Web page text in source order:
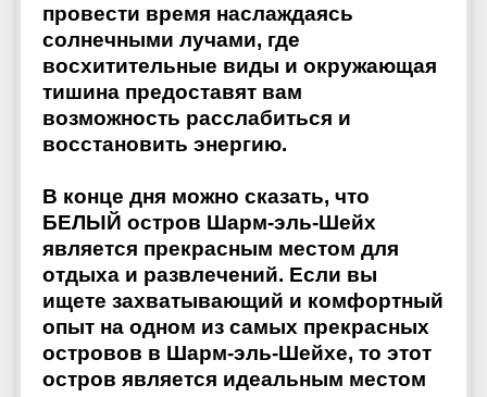
провести время наслаждаясь
солнечными лучами, где
восхитительные виды и окружающая
тишина предоставят вам
возможность расслабиться и
восстановить энергию.
В конце дня можно сказать, что
БЕЛЫЙ остров Шарм-эль-Шейх
является прекрасным местом для
отдыха и развлечений. Если вы
ищете захватывающий и комфортный
опыт на одном из самых прекрасных
островов в Шарм-эль-Шейхе, то этот
остров является идеальным местом